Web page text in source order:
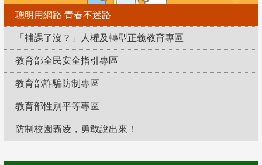
聰明用網路 青春不迷路
「補課了沒？」人權及轉型正義教育專區
教育部全民安全指引專區
教育部詐騙防制專區
教育部性別平等專區
防制校園霸凌，勇敢說出來！